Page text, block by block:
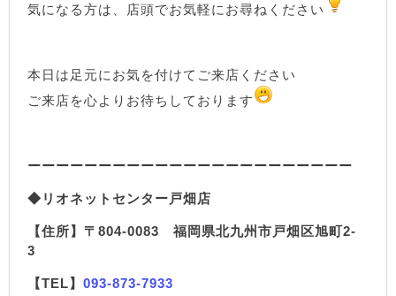
気になる方は、店頭でお気軽にお尋ねください
本日は足元にお気を付けてご来店ください
ご来店を心よりお待ちしております
ーーーーーーーーーーーーーーーーーーーーーーー
◆リオネットセンター戸畑店
【住所】〒804-0083 福岡県北九州市戸畑区旭町2-
3
【TEL】 093-873-7933